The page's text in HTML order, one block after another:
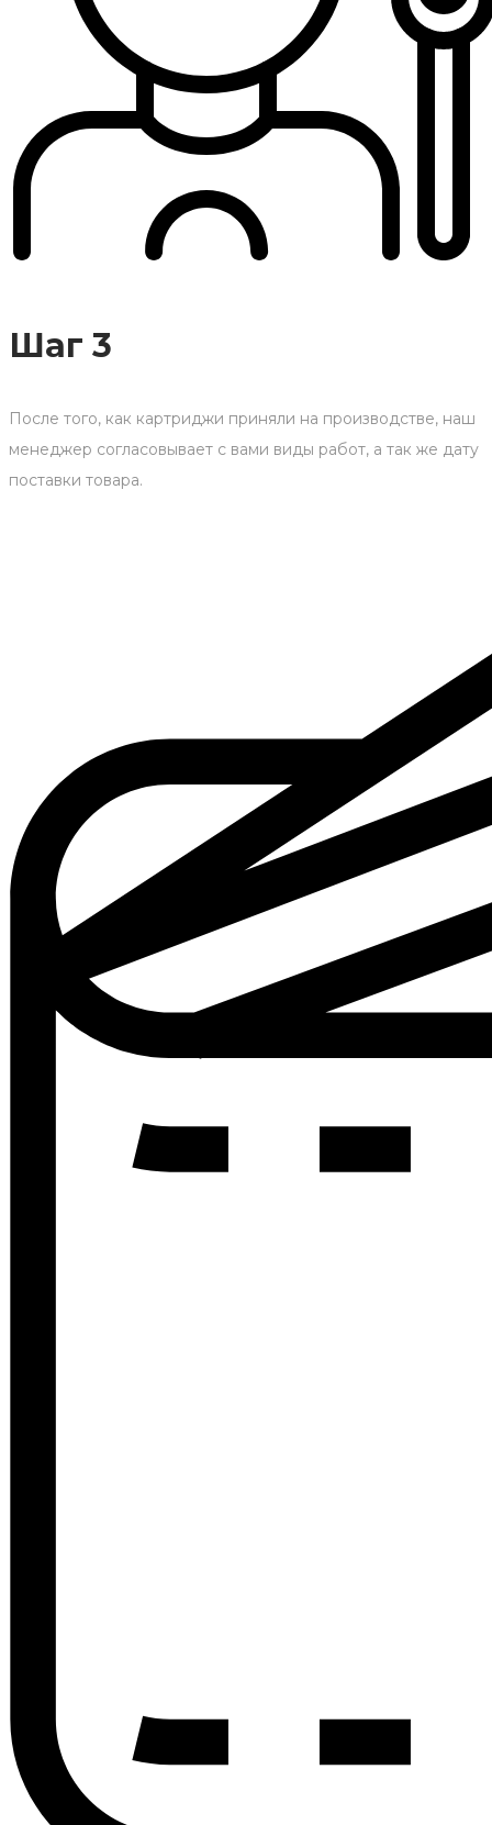
Шаг 3
После того, как картриджи приняли на производстве, наш
менеджер согласовывает с вами виды работ, а так же дату
поставки товара.